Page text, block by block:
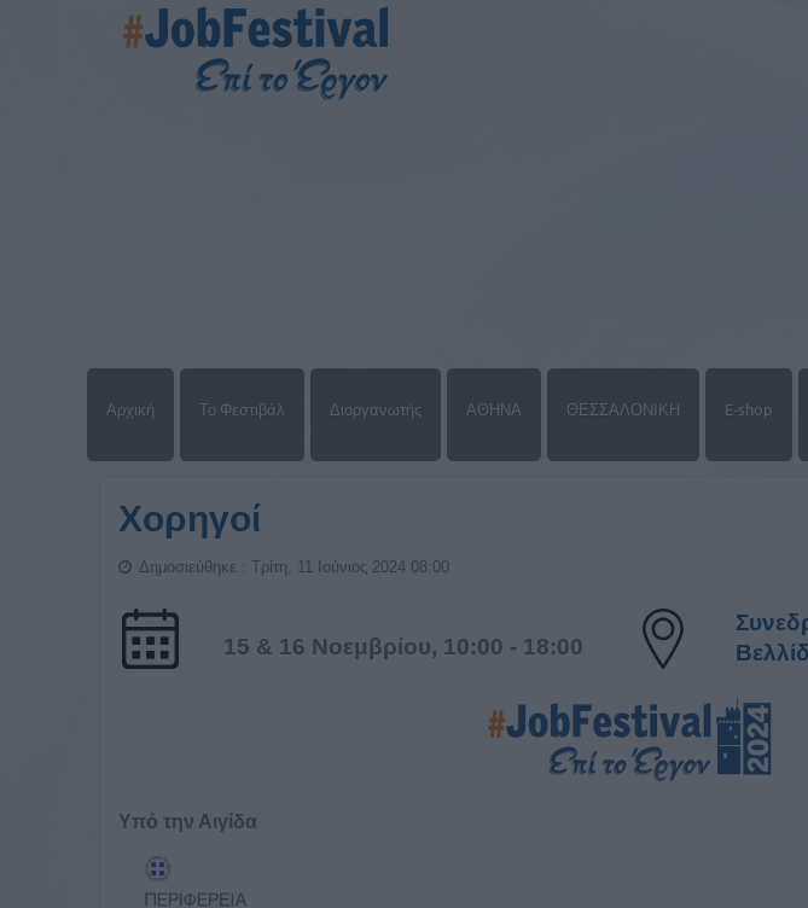
Αρχική Το Φεστιβάλ Διοργανωτής ΑΘΗΝΑ ΘΕΣΣΑΛΟΝΙΚΗ E-shop
Χορηγοί
Δημοσιεύθηκε : Τρίτη, 11 Ιούνιος 2024 08:00
15 & 16 Νοεμβρίου, 10:00 - 18:00
Υπό την Αιγίδα